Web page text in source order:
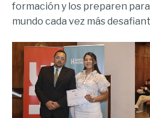
formación y los preparen
mundo cada vez más